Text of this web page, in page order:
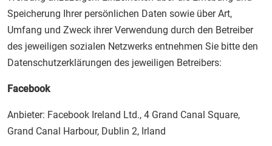
Speicherung Ihrer persönlichen Daten sowie über Art,
Umfang und Zweck ihrer Verwendung durch den Betreiber
des jeweiligen sozialen Netzwerks entnehmen Sie bitte den
Datenschutzerklärungen des jeweiligen Betreibers:
Facebook
Anbieter: Facebook Ireland Ltd., 4 Grand Canal Square,
Grand Canal Harbour, Dublin 2, Irland